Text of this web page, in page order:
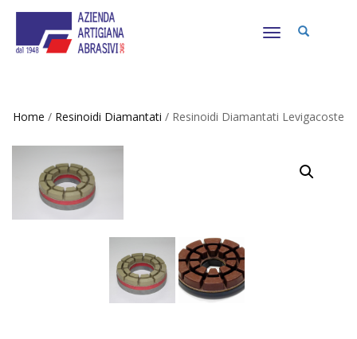
NAVIGAZIONE
Home / Resinoidi Diamantati / Resinoidi Diamantati Levigacoste